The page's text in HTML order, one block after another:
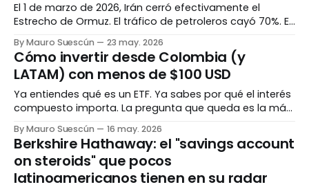
El 1 de marzo de 2026, Irán cerró efectivamente el
Estrecho de Ormuz. El tráfico de petroleros cayó 70%. El
precio del Brent subió 10% en un día. Si tenías petróleo,
energía o shipping en tu portafolio, lo sentiste. Si no,
también — pero sin saberlo. El mundo tiene cuellos de
By Mauro Suescún 23 may. 2026
Cómo invertir desde Colombia (y
LATAM) con menos de $100 USD
Ya entiendes qué es un ETF. Ya sabes por qué el interés
compuesto importa. La pregunta que queda es la más
práctica de todas: ¿cómo lo hago realmente desde
acá? El obstáculo que nadie explica bien La mayoría
del contenido sobre inversiones en internet asume que
vives en Estados Unidos.
By Mauro Suescún 16 may. 2026
Berkshire Hathaway: el "savings account
on steroids" que pocos
latinoamericanos tienen en su radar